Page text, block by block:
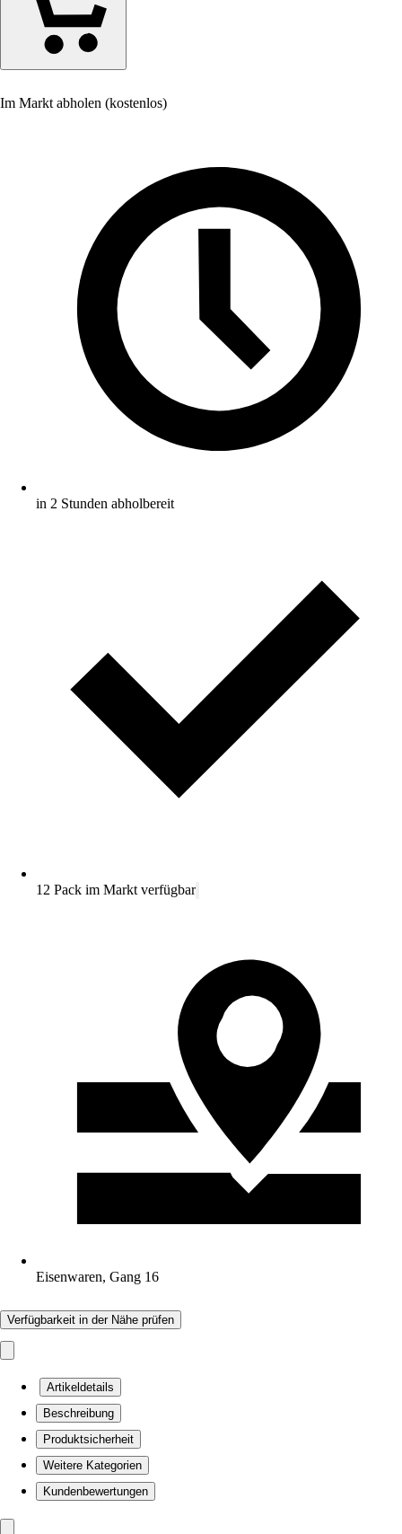
Im Markt abholen (kostenlos)
in 2 Stunden abholbereit
12 Pack im Markt verfügbar
Eisenwaren, Gang 16
Verfügbarkeit in der Nähe prüfen
Artikeldetails
Beschreibung
Produktsicherheit
Weitere Kategorien
Kundenbewertungen